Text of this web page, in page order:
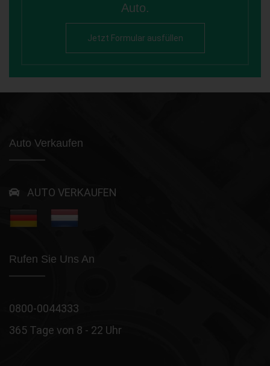
Auto.
Jetzt Formular ausfüllen
Auto Verkaufen
AUTO VERKAUFEN
Rufen Sie Uns An
0800-0044333
365 Tage von 8 - 22 Uhr